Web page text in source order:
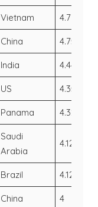
Vietnam 4.76
China 4.75
India 4.44
US 4.35
Panama 4.32
Saudi
Arabia
4.12
Brazil 4.12
China 4